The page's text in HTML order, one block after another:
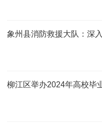
象州县消防救援大队：深
柳江区举办2024年高校毕